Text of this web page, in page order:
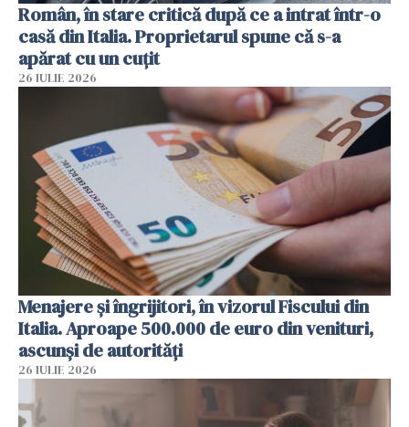
Român, în stare critică după ce a intrat într-o
casă din Italia. Proprietarul spune că s-a
apărat cu un cuțit
26 IULIE 2026
Menajere și îngrijitori, în vizorul Fiscului din
Italia. Aproape 500.000 de euro din venituri,
ascunși de autorități
26 IULIE 2026